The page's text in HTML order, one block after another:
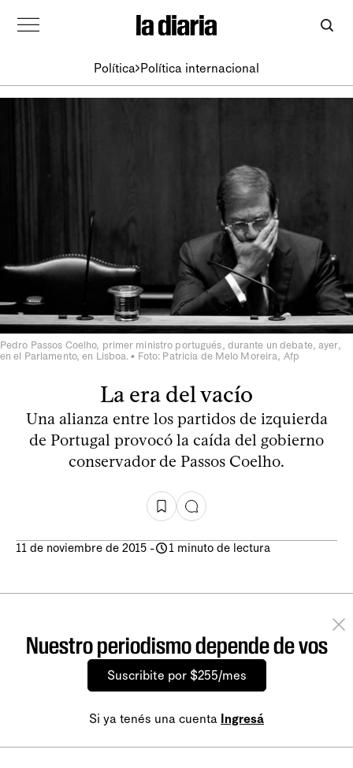
Política Política internacional
Pedro Passos Coelho, primer ministro portugués, durante un debate, ayer,
en el Parlamento, en Lisboa. • Foto: Patricia de Melo Moreira, Afp
La era del vacío
Una alianza entre los partidos de izquierda
de Portugal provocó la caída del gobierno
conservador de Passos Coelho.
11 de noviembre de 2015 - 1 minuto de lectura
Nuestro periodismo depende de vos
Suscribite por $255/mes
Si ya tenés una cuenta Ingresá